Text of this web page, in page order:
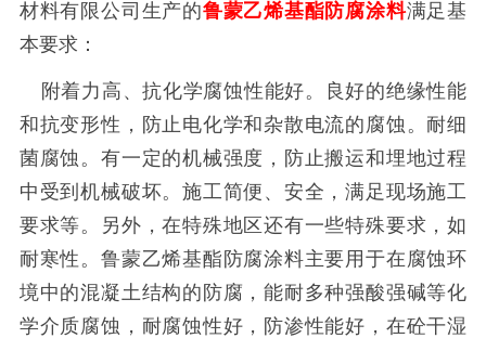
材料有限公司生产的鲁蒙乙烯基酯防腐涂料满足基
本要求：
附着力高、抗化学腐蚀性能好。良好的绝缘性能
和抗变形性，防止电化学和杂散电流的腐蚀。耐细
菌腐蚀。有一定的机械强度，防止搬运和埋地过程
中受到机械破坏。施工简便、安全，满足现场施工
要求等。另外，在特殊地区还有一些特殊要求，如
耐寒性。鲁蒙乙烯基酯防腐涂料主要用于在腐蚀环
境中的混凝土结构的防腐，能耐多种强酸强碱等化
学介质腐蚀，耐腐蚀性好，防渗性能好，在砼干湿